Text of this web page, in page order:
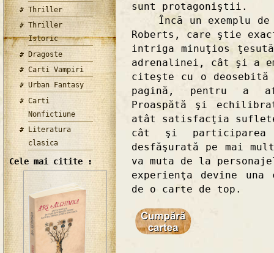
Thriller
Thriller
Istoric
Dragoste
Carti Vampiri
Urban Fantasy
Carti
Nonfictiune
Literatura
clasica
Cele mai citite :
sunt protagoniştii.
Încă un exemplu de
Roberts, care ştie
intriga minuţios
adrenalinei, cât şi a
citeşte cu o deosebită
pagină, pentru a
Proaspătă şi
atât satisfacţia
cât şi
desfăşurată pe mai
va muta de la
experienţa devine una
de o carte de top.